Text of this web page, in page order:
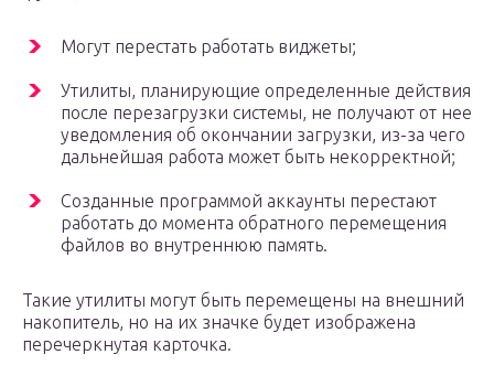
Могут перестать работать виджеты;
Утилиты, планирующие определенные действия
после перезагрузки системы, не получают от нее
уведомления об окончании загрузки, из-за чего
дальнейшая работа может быть некорректной;
Созданные программой аккаунты перестают
работать до момента обратного перемещения
файлов во внутреннюю память.
Такие утилиты могут быть перемещены на внешний
накопитель, но на их значке будет изображена
перечеркнутая карточка.